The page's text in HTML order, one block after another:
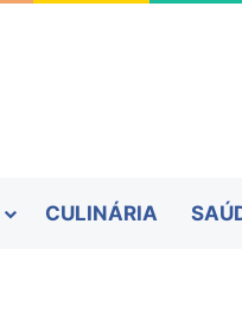
CULINÁRIA